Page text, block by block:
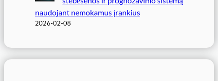
naudojant nemokamus įrankius
2026-02-08